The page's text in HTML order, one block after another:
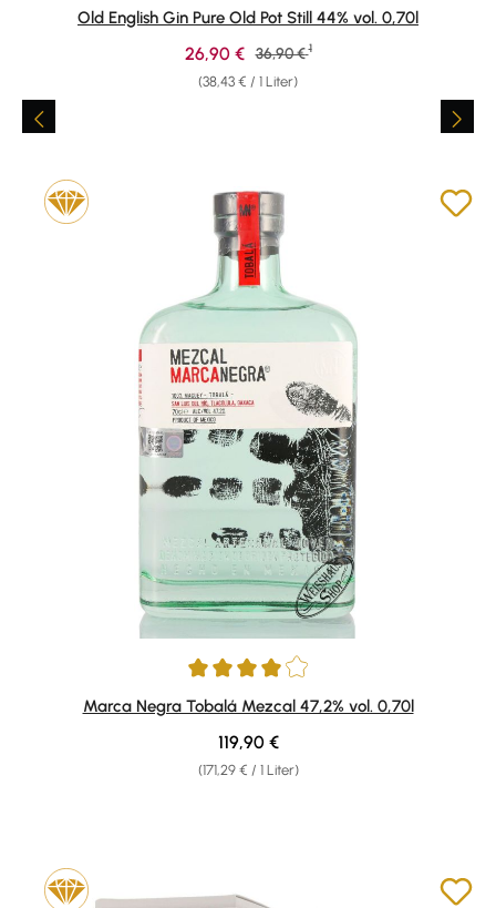
Durchschnittliche Bewertung von 4.85 von 5 Sternen
Old English Gin Pure Old Pot Still 44% vol. 0,70l
(38,43 € / 1 Liter)
Verkaufspreis:
26,90 € Regulärer Preis:
36,90 € 1
Durchschnittliche Bewertung von 4 von 5 Sternen
Marca Negra Tobalá Mezcal 47,2% vol. 0,70l
(171,29 € / 1 Liter)
Regulärer Preis:
119,90 €